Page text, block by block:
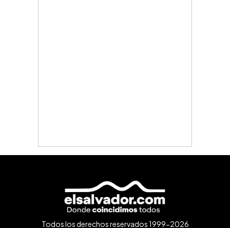
Todos los derechos reservados 1999-2026